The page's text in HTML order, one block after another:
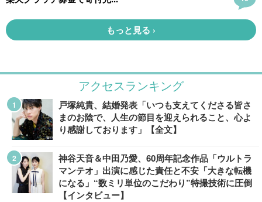
アクセスランキング
戸塚純貴、結婚発表「いつも支えてくださる皆さ
まのお陰で、人生の節目を迎えられること、心よ
り感謝しております」【全文】
神谷天音＆中田乃愛、60周年記念作品「ウルトラ
マンテオ」出演に感じた責任と不安「大きな転機
になる」“数ミリ単位のこだわり”特撮技術に圧倒
【インタビュー】